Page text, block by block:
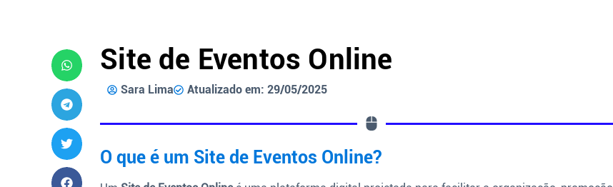
Site de Eventos Online
Sara Lima Atualizado em: 29/05/2025
O que é um Site de Eventos Online?